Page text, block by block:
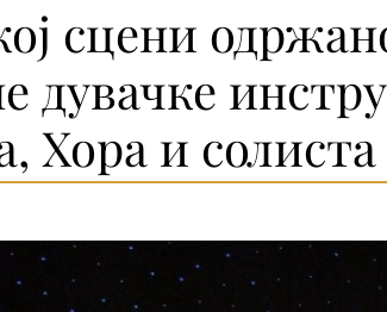
сцени
дувачке
Хора и